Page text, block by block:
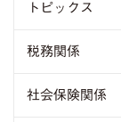
トピックス
税務関係
社会保険関係